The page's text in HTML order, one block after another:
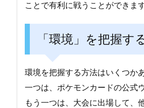
ことで有利に戦うことができます
「環境」を把握す
環境を把握する方法はいくつか
一つは、ポケモンカードの公式
もう一つは、大会に出場して、